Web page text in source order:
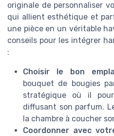
originale de personnaliser
qui allient esthétique et
une pièce en un véritable
conseils pour les intégrer
:
Choisir le bon
bouquet de bougies
stratégique où il
diffusant son parfum.
la chambre à coucher
Coordonner avec